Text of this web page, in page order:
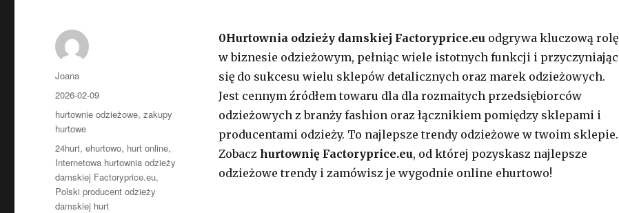
0Hurtownia odzieży damskiej Factoryprice.euodgrywa kluczową rolę
w biznesie odzieżowym, pełniąc wiele istotnych funkcji i przyczyniając
się do sukcesu wielu sklepów detalicznych oraz marek odzieżowych.
Jest cennym źródłem towaru dla dla rozmaitych przedsiębiorców
odzieżowych z branży fashion oraz łącznikiem pomiędzy sklepami i
producentami odzieży. To najlepsze trendy odzieżowe w twoim sklepie.
Zobacz hurtownię Factoryprice.eu, od której pozyskasz najlepsze
odzieżowe trendy i zamówisz je wygodnie online ehurtowo!
Autor
Joana
Opublikowano
2026-02-09
Kategorie
hurtownie odzieżowe,zakupy
hurtowe
Tagi
24hurt,ehurtowo, hurt online,
Internetowa hurtownia odzieży
damskiej Factoryprice.eu,
Polski producent odzieży
damskiej hurt